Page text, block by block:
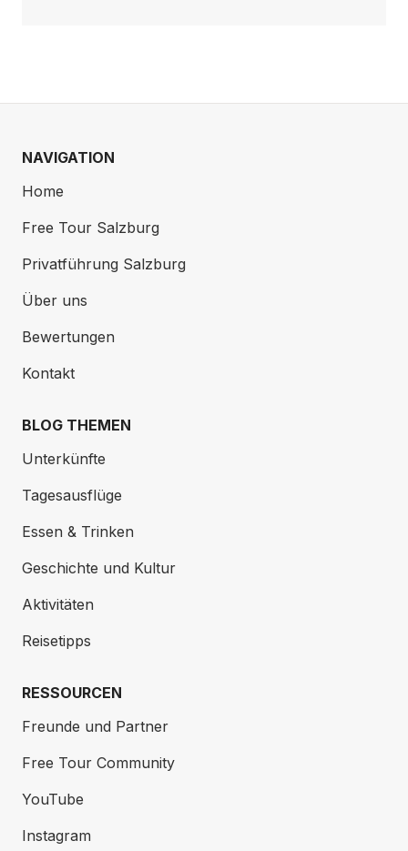
NAVIGATION
Home
Free Tour Salzburg
Privatführung Salzburg
Über uns
Bewertungen
Kontakt
BLOG THEMEN
Unterkünfte
Tagesausflüge
Essen & Trinken
Geschichte und Kultur
Aktivitäten
Reisetipps
RESSOURCEN
Freunde und Partner
Free Tour Community
YouTube
Instagram